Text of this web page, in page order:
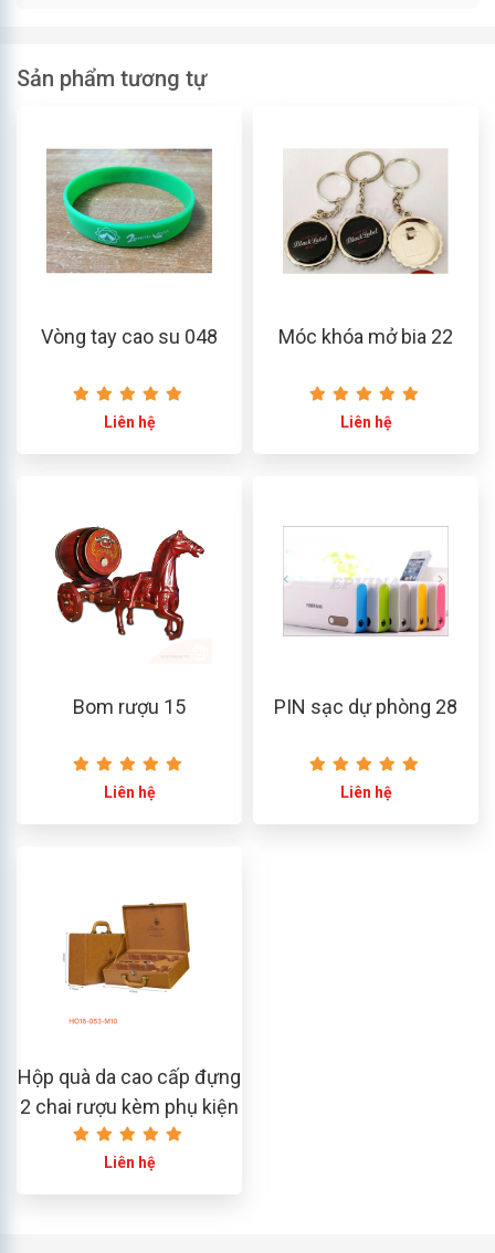
Sản phẩm tương tự
Vòng tay cao su 048
Liên hệ
Móc khóa mở bia 22
Liên hệ
Bom rượu 15
Liên hệ
PIN sạc dự phòng 28
Liên hệ
Hộp quà da cao cấp đựng
2 chai rượu kèm phụ kiện
– HO16-053-M10
Liên hệ